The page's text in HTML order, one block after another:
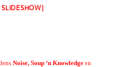
Noise, Soup ‘n Knowledge en